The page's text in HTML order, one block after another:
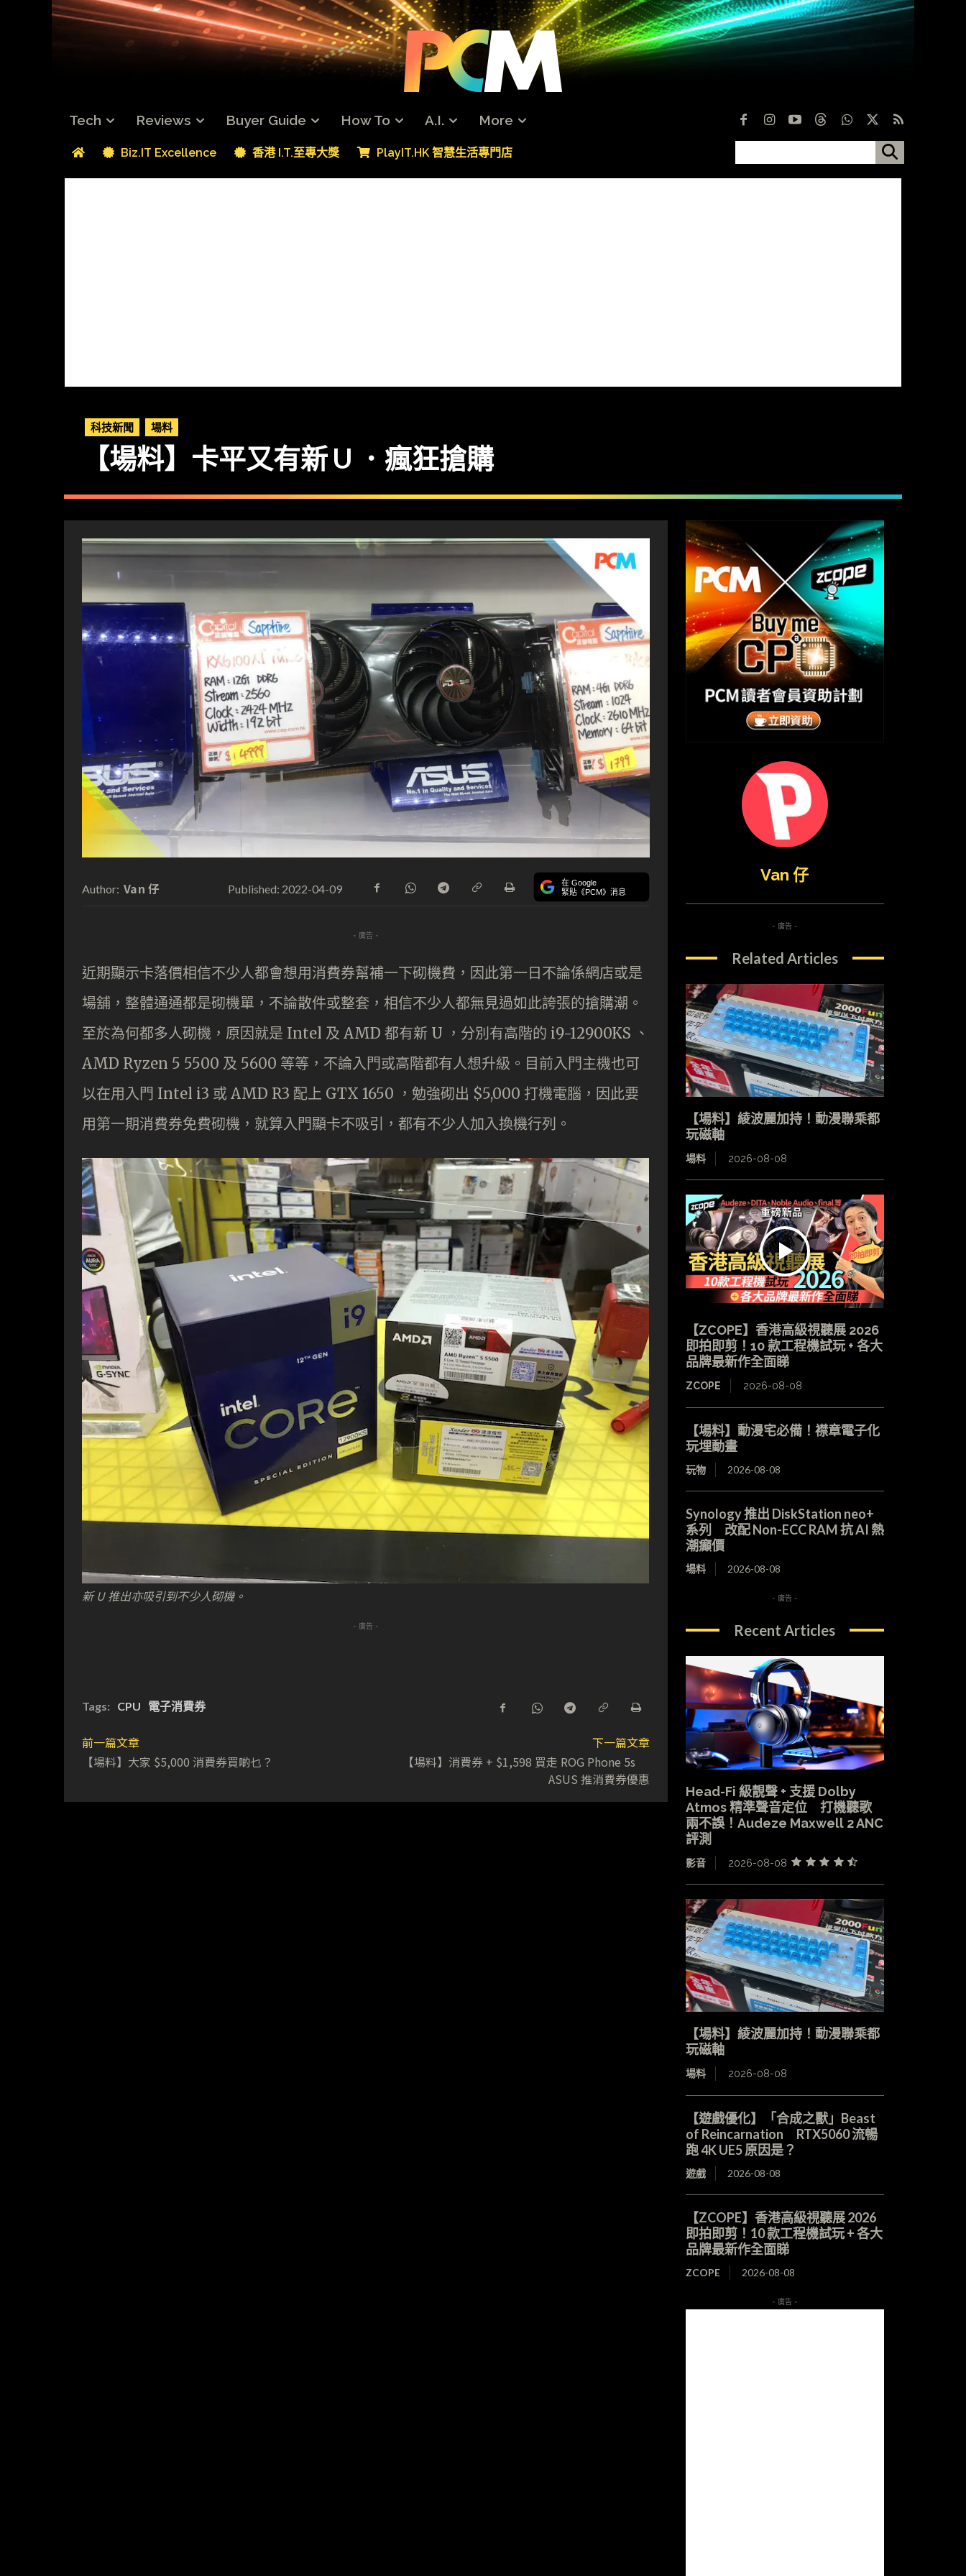
Tech Reviews Buyer Guide How To A.I. More
Biz.IT Excellence 香港 I.T.至專大獎 PlayIT.HK 智慧生活專門店
科技新聞 場料
【場料】卡平又有新 U ．瘋狂搶購
Author: Van 仔 Published: 2022-04-09 在 Google
緊貼《PCM》消息
- 廣告 -
近期顯示卡落價相信不少人都會想用消費券幫補一下砌機費，因此第一日不論係網店或是
場舖，整體通通都是砌機單，不論散件或整套，相信不少人都無見過如此誇張的搶購潮。
至於為何都多人砌機，原因就是 Intel 及 AMD 都有新 U ，分別有高階的 i9-12900KS 、
AMD Ryzen 5 5500 及 5600 等等，不論入門或高階都有人想升級。目前入門主機也可
以在用入門 Intel i3 或 AMD R3 配上 GTX 1650 ，勉強砌出 $5,000 打機電腦，因此要
用第一期消費券免費砌機，就算入門顯卡不吸引，都有不少人加入換機行列。
新 U 推出亦吸引到不少人砌機。
- 廣告 -
Tags: CPU 電子消費券
前一篇文章
【場料】大家 $5,000 消費券買啲乜？
下一篇文章
【場料】消費券 + $1,598 買走 ROG Phone 5s
ASUS 推消費券優惠
Van 仔
- 廣告 -
Related Articles
【場料】綾波麗加持！動漫聯乘都
玩磁軸
場料 2026-08-08
【ZCOPE】香港高級視聽展 2026
即拍即剪！10 款工程機試玩 + 各大
品牌最新作全面睇
ZCOPE 2026-08-08
【場料】動漫宅必備！襟章電子化
玩埋動畫
玩物 2026-08-08
Synology 推出 DiskStation neo+
系列 改配 Non-ECC RAM 抗 AI 熱
潮癲價
場料 2026-08-08
- 廣告 -
Recent Articles
Head-Fi 級靚聲 + 支援 Dolby
Atmos 精準聲音定位 打機聽歌
兩不誤！Audeze Maxwell 2 ANC
評測
影音 2026-08-08
【場料】綾波麗加持！動漫聯乘都
玩磁軸
場料 2026-08-08
【遊戲優化】「合成之獸」Beast
of Reincarnation RTX5060 流暢
跑 4K UE5 原因是？
遊戲 2026-08-08
【ZCOPE】香港高級視聽展 2026
即拍即剪！10 款工程機試玩 + 各大
品牌最新作全面睇
ZCOPE 2026-08-08
- 廣告 -